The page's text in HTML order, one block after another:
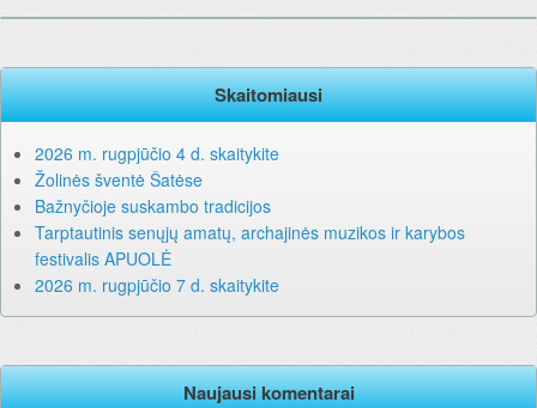
Skaitomiausi
2026 m. rugpjūčio 4 d. skaitykite
Žolinės šventė Šatėse
Bažnyčioje suskambo tradicijos
Tarptautinis senųjų amatų, archajinės muzikos ir karybos
festivalis APUOLĖ
2026 m. rugpjūčio 7 d. skaitykite
Naujausi komentarai